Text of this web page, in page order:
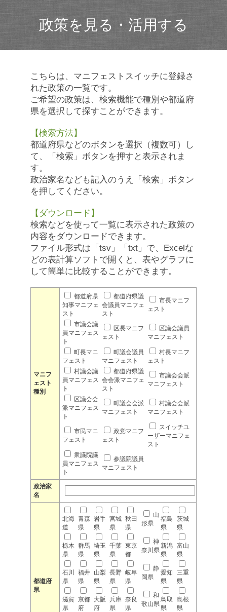
政策を見る・活用する
こちらは、マニフェストスイッチに登録さ
れた政策の一覧です。
ご希望の政策は、検索機能で種別や都道府
県を選択して探すことができます。
【検索方法】
都道府県などのボタンを選択（複数可）し
て、「検索」ボタンを押すと表示されま
す。
政治家名なども記入のうえ「検索」ボタン
を押してください。
【ダウンロード】
検索などを使って一覧に表示された政策の
内容をダウンロードできます。
ファイル形式は「tsv」「txt」で、Excelな
どの表計算ソフトで開くと、表やグラフに
して簡単に比較することができます。
マニフ
ェスト
種別
都道府県
知事マニフェ
スト
都道府県議
会議員マニフェ
スト
市長マニフ
ェスト
市議会議
員マニフェス
ト
区長マニフ
ェスト
区議会議員
マニフェスト
町長マニ
フェスト
町議会議員
マニフェスト
村長マニフ
ェスト
村議会議
員マニフェス
ト
都道府県議
会会派マニフェ
スト
市議会会派
マニフェスト
区議会会
派マニフェス
ト
町議会会派
マニフェスト
村議会会派
マニフェスト
市民マニ
フェスト
政党マニフ
ェスト
スイッチユ
ーザーマニフェ
スト
衆議院議
員マニフェス
ト
参議院議員
マニフェスト
政治家
名
都道府
県
北海
道
青森
県
岩手
県
宮城
県
秋田
県
山
形県
福島
県
茨城
県
栃木
県
群馬
県
埼玉
県
千葉
県
東京
都
神
奈川県
新潟
県
富山
県
石川
県
福井
県
山梨
県
長野
県
岐阜
県
静
岡県
愛知
県
三重
県
滋賀
県
京都
府
大阪
府
兵庫
県
奈良
県
和
歌山県
鳥取
県
島根
県